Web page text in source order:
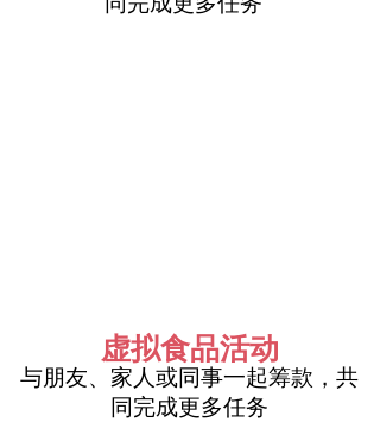
虚拟食品活动
与朋友、家人或同事一起筹款，共
同完成更多任务